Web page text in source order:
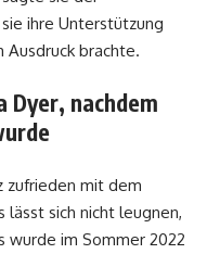
ihre Unterstützung
Ausdruck brachte.
nachdem
zufrieden mit dem
lässt sich nicht leugnen,
wurde im Sommer 2022